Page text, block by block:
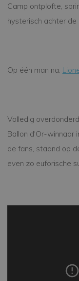
Camp ontplofte,
hysterisch achter de
Op één man na:
Volledig
Ballon d'Or-winnaar
de fans, staand op
even zo euforische